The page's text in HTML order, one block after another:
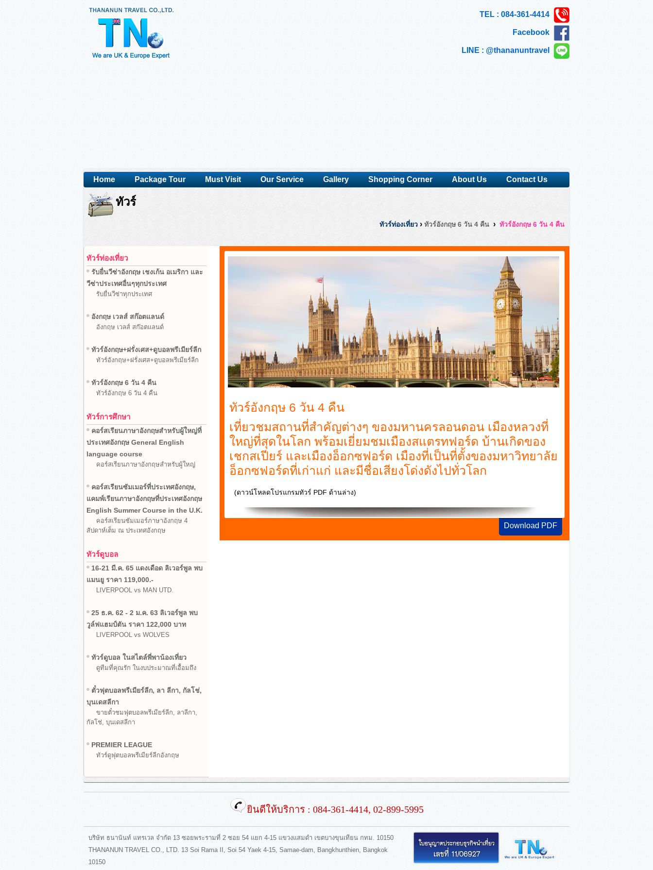
TEL : 084-361-4414
Facebook
LINE : @thananuntravel
Home Package Tour Must Visit Our Service Gallery Shopping Corner About Us Contact Us
ทัวร์
ทัวร์ท่องเที่ยว › ทัวร์อังกฤษ 6 วัน 4 คืน › ทัวร์อังกฤษ 6 วัน 4 คืน
ทัวร์ท่องเที่ยว
รับยื่นวีซ่าอังกฤษ เชงเก้น อเมริกา และ
วีซ่าประเทศอื่นๆทุกประเทศ
รับยื่นวีซ่าทุกประเทศ
อังกฤษ เวลส์ สก๊อตแลนด์
อังกฤษ เวลส์ สก๊อตแลนด์
ทัวร์อังกฤษ+ฝรั่งเศส+ดูบอลพรีเมียร์ลีก
ทัวร์อังกฤษ+ฝรั่งเศส+ดูบอลพรีเมียร์ลีก
ทัวร์อังกฤษ 6 วัน 4 คืน
ทัวร์อังกฤษ 6 วัน 4 คืน
ทัวร์การศึกษา
คอร์สเรียนภาษาอังกฤษสำหรับผู้ใหญ่ที่
ประเทศอังกฤษ General English
language course
คอร์สเรียนภาษาอังกฤษสำหรับผู้ใหญ่
คอร์สเรียนซัมเมอร์ที่ประเทศอังกฤษ,
แคมพ์เรียนภาษาอังกฤษที่ประเทศอังกฤษ
English Summer Course in the U.K.
คอร์สเรียนซัมเมอร์ภาษาอังกฤษ 4
สัปดาห์เต็ม ณ ประเทศอังกฤษ
ทัวร์ดูบอล
16-21 มี.ค. 65 แดงเดือด ลิเวอร์พูล พบ
แมนยู ราคา 119,000.-
LIVERPOOL vs MAN UTD.
25 ธ.ค. 62 - 2 ม.ค. 63 ลิเวอร์พูล พบ
วูล์ฟแฮมป์ตัน ราคา 122,000 บาท
LIVERPOOL vs WOLVES
ทัวร์ดูบอล ในสไตล์พี่พาน้องเที่ยว
ดูทีมที่คุณรัก ในงบประมาณที่เอื้อมถึง
ตั๋วฟุตบอลพรีเมียร์ลีก, ลา ลีกา, กัลโช่,
บุนเดสลีกา
ขายตั๋วชมฟุตบอลพรีเมียร์ลีก, ลาลีกา,
กัลโช่, บุนเดสลีกา
PREMIER LEAGUE
ทัวร์ดูฟุตบอลพรีเมียร์ลีกอังกฤษ
ทัวร์อังกฤษ 6 วัน 4 คืน
เที่ยวชมสถานที่สำคัญต่างๆ ของมหานครลอนดอน เมืองหลวงที่
ใหญ่ที่สุดในโลก พร้อมเยี่ยมชมเมืองสแตรทฟอร์ด บ้านเกิดของ
เชกสเปียร์ และเมืองอ็อกซฟอร์ด เมืองที่เป็นที่ตั้งของมหาวิทยาลัย
อ็อกซฟอร์ดที่เก่าแก่ และมีชื่อเสียงโด่งดังไปทั่วโลก
(ดาวน์โหลดโปรแกรมทัวร์ PDF ด้านล่าง)
Download PDF
ยินดีให้บริการ : 084-361-4414, 02-899-5995
บริษัท ธนานันท์ แทรเวล จำกัด 13 ซอยพระรามที่ 2 ซอย 54 แยก 4-15 แขวงแสมดำ เขตบางขุนเทียน กทม. 10150
THANANUN TRAVEL CO., LTD. 13 Soi Rama II, Soi 54 Yaek 4-15, Samae-dam, Bangkhunthien, Bangkok
10150